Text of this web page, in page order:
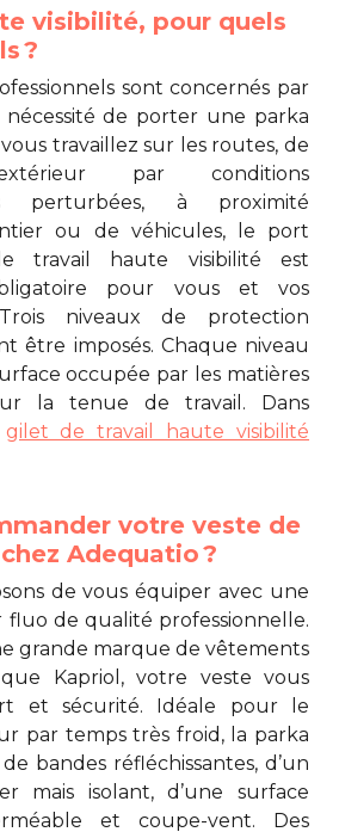
visibilité, pour quels
?
sont concernés par
nécessité de porter une parka
vous travaillez sur les routes, de
par conditions
perturbées, à proximité
ou de véhicules, le port
travail haute visibilité est
pour vous et vos
niveaux de protection
être imposés. Chaque niveau
occupée par les matières
la tenue de travail. Dans
gilet de travail haute visibilité
votre veste de
Adequatio ?
de vous équiper avec une
fluo de qualité professionnelle.
grande marque de vêtements
Kapriol, votre veste vous
et sécurité. Idéale pour le
par temps très froid, la parka
bandes réfléchissantes, d’un
mais isolant, d’une surface
et coupe-vent. Des